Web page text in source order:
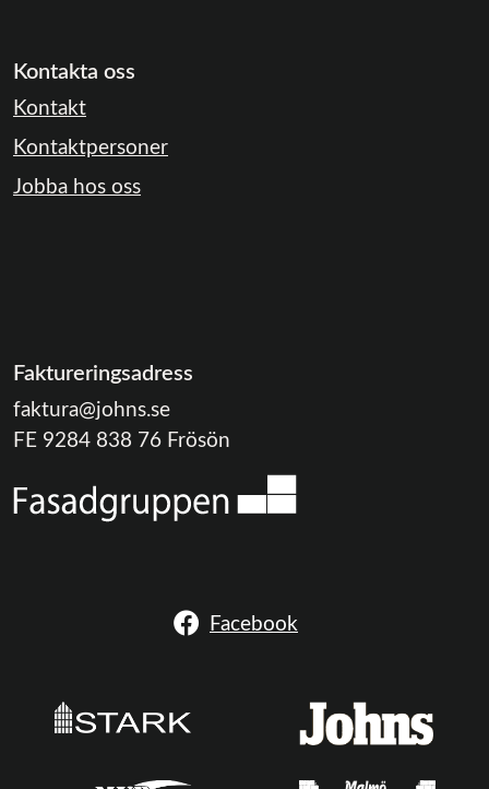
Kontakta oss
Kontakt
Kontaktpersoner
Jobba hos oss
Faktureringsadress
faktura@johns.se
FE 9284 838 76 Frösön
Facebook